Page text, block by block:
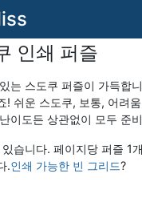
인쇄 퍼즐
는 스도쿠 퍼즐이 가득합
! 쉬운 스도쿠, 보통, 어려
이도든 상관없이 모두 준
습니다. 페이지당 퍼즐 1
.인쇄 가능한 빈 그리드?